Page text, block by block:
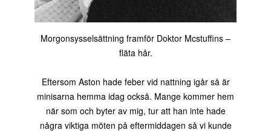
Morgonsysselsättning framför Doktor Mcstuffins –
fläta hår.
Eftersom Aston hade feber vid nattning igår så är
minisarna hemma idag också. Mange kommer hem
när som och byter av mig, tur att han inte hade
några viktiga möten på eftermiddagen så vi kunde